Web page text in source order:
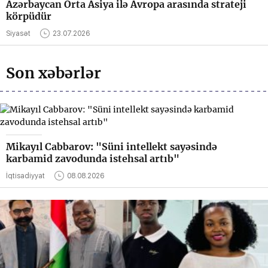
Azərbaycan Orta Asiya ilə Avropa arasında strateji
körpüdür
Siyasət 23.07.2026
Son xəbərlər
Mikayıl Cabbarov: "Süni intellekt sayəsində
karbamid zavodunda istehsal artıb"
İqtisadiyyat 08.08.2026